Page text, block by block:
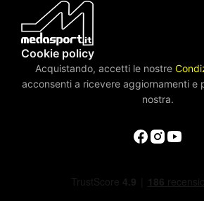
Cookie policy
Acquistando, accetti le nostre
acconsenti a ricevere aggiornamenti e
nostra.